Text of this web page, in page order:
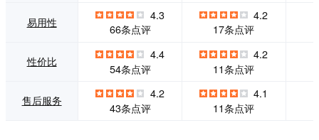
保留样式复制粘贴
到印象笔记、简
书、微信公众号等
第三方写作平台。
幕布后期也将不断
升级，并推出新产
品。
易用性
4.3
66条点评
4.2
17条点评
性价比
4.4
54条点评
4.2
11条点评
售后服务
4.2
43条点评
4.1
11条点评